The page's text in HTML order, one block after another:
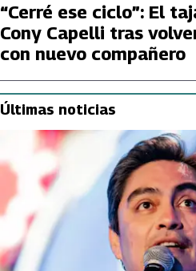
“Cerré ese ciclo”: El
Cony Capelli tras
con nuevo compañero
Últimas noticias